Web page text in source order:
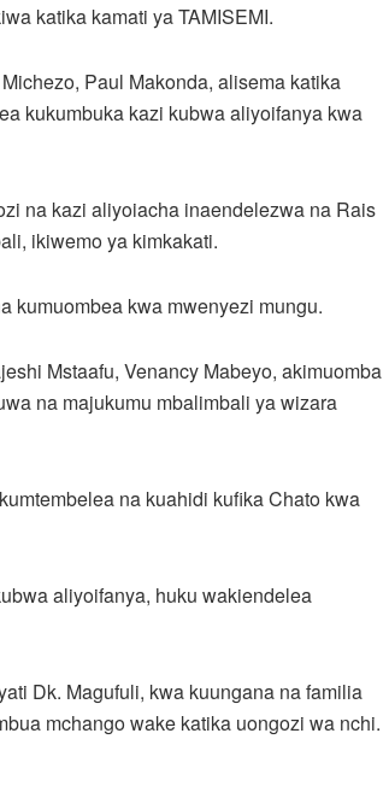
katika kamati ya TAMISEMI.
Paul Makonda, alisema katika
kukumbuka kazi kubwa aliyoifanya kwa
na kazi aliyoiacha inaendelezwa na Rais
ikiwemo ya kimkakati.
kumuombea kwa mwenyezi mungu.
Mstaafu, Venancy Mabeyo, akimuomba
na majukumu mbalimbali ya wizara
na kuahidi kufika Chato kwa
aliyoifanya, huku wakiendelea
Dk. Magufuli, kwa kuungana na familia
mchango wake katika uongozi wa nchi.